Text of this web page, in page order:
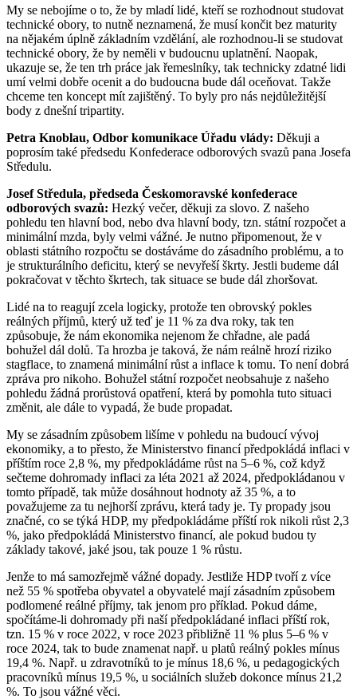
My se nebojíme o to, že by mladí lidé, kteří se rozhodnout studovat
technické obory, to nutně neznamená, že musí končit bez maturity
na nějakém úplně základním vzdělání, ale rozhodnou-li se studovat
technické obory, že by neměli v budoucnu uplatnění. Naopak,
ukazuje se, že ten trh práce jak řemeslníky, tak technicky zdatné lidi
umí velmi dobře ocenit a do budoucna bude dál oceňovat. Takže
chceme ten koncept mít zajištěný. To byly pro nás nejdůležitější
body z dnešní tripartity.
Petra Knoblau, Odbor komunikace Úřadu vlády: Děkuji a
poprosím také předsedu Konfederace odborových svazů pana Josefa
Středulu.
Josef Středula, předseda Českomoravské konfederace
odborových svazů: Hezký večer, děkuji za slovo. Z našeho
pohledu ten hlavní bod, nebo dva hlavní body, tzn. státní rozpočet a
minimální mzda, byly velmi vážné. Je nutno připomenout, že v
oblasti státního rozpočtu se dostáváme do zásadního problému, a to
je strukturálního deficitu, který se nevyřeší škrty. Jestli budeme dál
pokračovat v těchto škrtech, tak situace se bude dál zhoršovat.
Lidé na to reagují zcela logicky, protože ten obrovský pokles
reálných příjmů, který už teď je 11 % za dva roky, tak ten
způsobuje, že nám ekonomika nejenom že chřadne, ale padá
bohužel dál dolů. Ta hrozba je taková, že nám reálně hrozí riziko
stagflace, to znamená minimální růst a inflace k tomu. To není dobrá
zpráva pro nikoho. Bohužel státní rozpočet neobsahuje z našeho
pohledu žádná prorůstová opatření, která by pomohla tuto situaci
změnit, ale dále to vypadá, že bude propadat.
My se zásadním způsobem lišíme v pohledu na budoucí vývoj
ekonomiky, a to přesto, že Ministerstvo financí předpokládá inflaci v
příštím roce 2,8 %, my předpokládáme růst na 5–6 %, což když
sečteme dohromady inflaci za léta 2021 až 2024, předpokládanou v
tomto případě, tak může dosáhnout hodnoty až 35 %, a to
považujeme za tu nejhorší zprávu, která tady je. Ty propady jsou
značné, co se týká HDP, my předpokládáme příští rok nikoli růst 2,3
%, jako předpokládá Ministerstvo financí, ale pokud budou ty
základy takové, jaké jsou, tak pouze 1 % růstu.
Jenže to má samozřejmě vážné dopady. Jestliže HDP tvoří z více
než 55 % spotřeba obyvatel a obyvatelé mají zásadním způsobem
podlomené reálné příjmy, tak jenom pro příklad. Pokud dáme,
spočítáme-li dohromady při naší předpokládané inflaci příští rok,
tzn. 15 % v roce 2022, v roce 2023 přibližně 11 % plus 5–6 % v
roce 2024, tak to bude znamenat např. u platů reálný pokles mínus
19,4 %. Např. u zdravotníků to je mínus 18,6 %, u pedagogických
pracovníků mínus 19,5 %, u sociálních služeb dokonce mínus 21,2
%. To jsou vážné věci.